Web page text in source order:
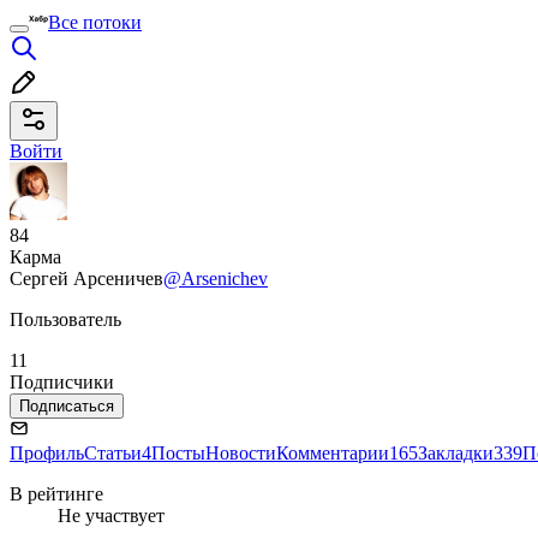
Все потоки
Войти
84
Карма
Сергей Арсеничев@Arsenichev
Пользователь
11
Подписчики
Подписаться
ПрофильСтатьи4ПостыНовостиКомментарии165Закладки339
В рейтинге
Не участвует